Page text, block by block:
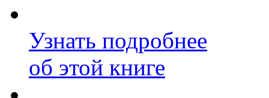
Узнать подробнее
об этой книге